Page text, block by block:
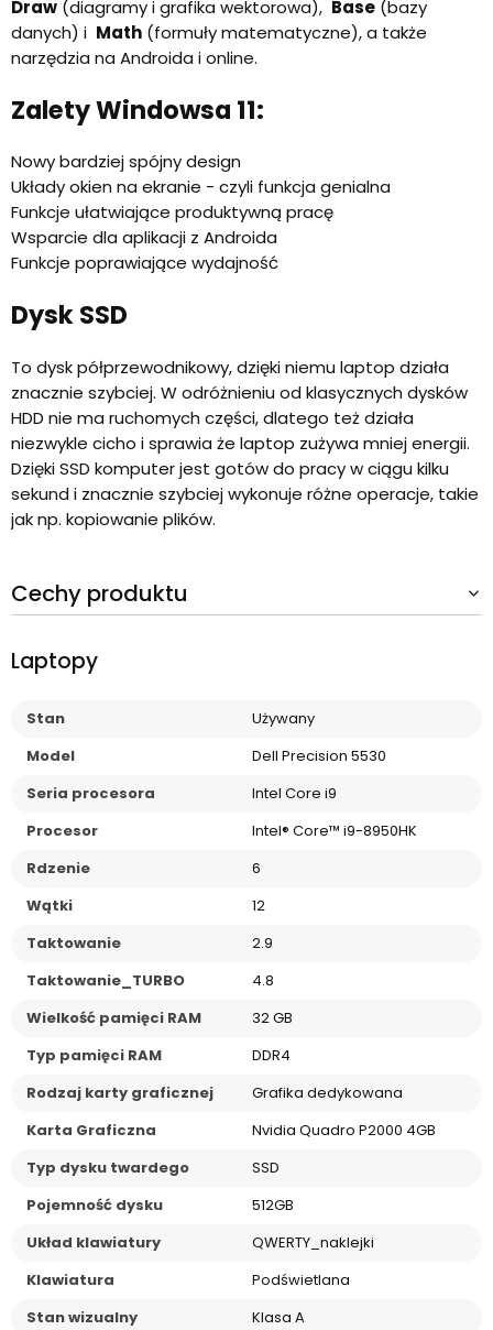
Draw (diagramy i grafika wektorowa), Base (bazy
danych) i Math (formuły matematyczne), a także
narzędzia na Androida i online.
Zalety Windowsa 11:
Nowy bardziej spójny design
Układy okien na ekranie - czyli funkcja genialna
Funkcje ułatwiające produktywną pracę
Wsparcie dla aplikacji z Androida
Funkcje poprawiające wydajność
Dysk SSD
To dysk półprzewodnikowy, dzięki niemu laptop działa
znacznie szybciej. W odróżnieniu od klasycznych dysków
HDD nie ma ruchomych części, dlatego też działa
niezwykle cicho i sprawia że laptop zużywa mniej energii.
Dzięki SSD komputer jest gotów do pracy w ciągu kilku
sekund i znacznie szybciej wykonuje różne operacje, takie
jak np. kopiowanie plików.
Cechy produktu
Laptopy
Stan
Używany
Model
Dell Precision 5530
Seria procesora
Intel Core i9
Procesor
Intel® Core™ i9-8950HK
Rdzenie
6
Wątki
12
Taktowanie
2.9
Taktowanie_TURBO
4.8
Wielkość pamięci RAM
32 GB
Typ pamięci RAM
DDR4
Rodzaj karty graficznej
Grafika dedykowana
Karta Graficzna
Nvidia Quadro P2000 4GB
Typ dysku twardego
SSD
Pojemność dysku
512GB
Układ klawiatury
QWERTY_naklejki
Klawiatura
Podświetlana
Stan wizualny
Klasa A